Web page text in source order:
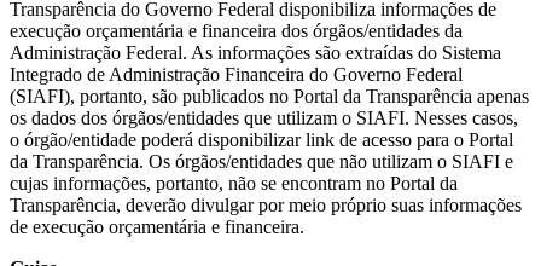
Transparência do Governo Federal disponibiliza informações de
execução orçamentária e financeira dos órgãos/entidades da
Administração Federal. As informações são extraídas do Sistema
Integrado de Administração Financeira do Governo Federal
(SIAFI), portanto, são publicados no Portal da Transparência apenas
os dados dos órgãos/entidades que utilizam o SIAFI. Nesses casos,
o órgão/entidade poderá disponibilizar link de acesso para o Portal
da Transparência. Os órgãos/entidades que não utilizam o SIAFI e
cujas informações, portanto, não se encontram no Portal da
Transparência, deverão divulgar por meio próprio suas informações
de execução orçamentária e financeira.